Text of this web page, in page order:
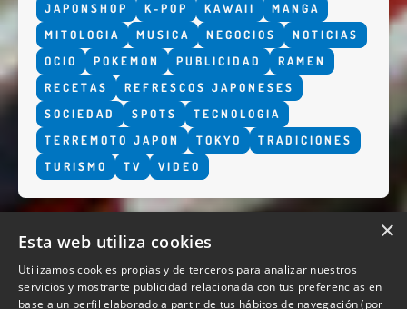
JAPONSHOP
K-POP KAWAII
MANGA
MITOLOGIA
MUSICA NEGOCIOS
NOTICIAS
OCIO
POKEMON PUBLICIDAD
RAMEN
RECETAS
REFRESCOS JAPONESES
SOCIEDAD
SPOTS
TECNOLOGIA
TERREMOTO JAPON
TOKYO
TRADICIONES
TURISMO
TV VIDEO
×
Esta web utiliza cookies
Utilizamos cookies propias y de terceros para analizar nuestros
servicios y mostrarte publicidad relacionada con tus preferencias en
base a un perfil elaborado a partir de tus hábitos de navegación (por